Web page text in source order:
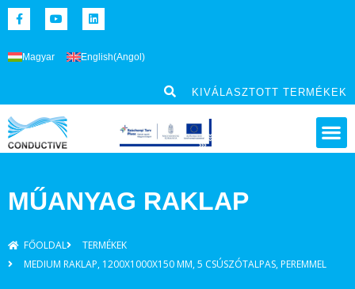
Magyar English(Angol )
KIVÁLASZTOTT TERMÉKEK
MŰANYAG RAKLAP
FŐOLDAL
TERMÉKEK
MEDIUM RAKLAP, 1200X1000X150 MM, 5 CSÚSZÓTALPAS, PEREMMEL